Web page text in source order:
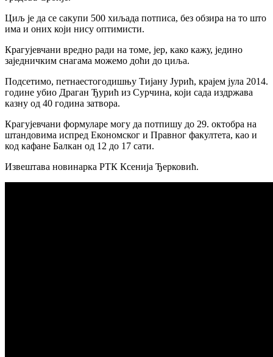
Циљ је да се сакупи 500 хиљада потписа, без обзира на то што
има и оних који нису оптимисти.
Крагујевчани вредно ради на томе, јер, како кажу, једино
заједничким снагама можемо доћи до циља.
Подсетимо, петнаестогодишњу Тијану Јурић, крајем јула 2014.
године убио Драган Ђурић из Сурчина, који сада издржава
казну од 40 година затвора.
Крагујевчани формуларе могу да потпишу до 29. октобра на
штандовима испред Економског и Правног факултета, као и
код кафане Балкан од 12 до 17 сати.
Извештава новинарка РТК Ксенија Ђерковић.